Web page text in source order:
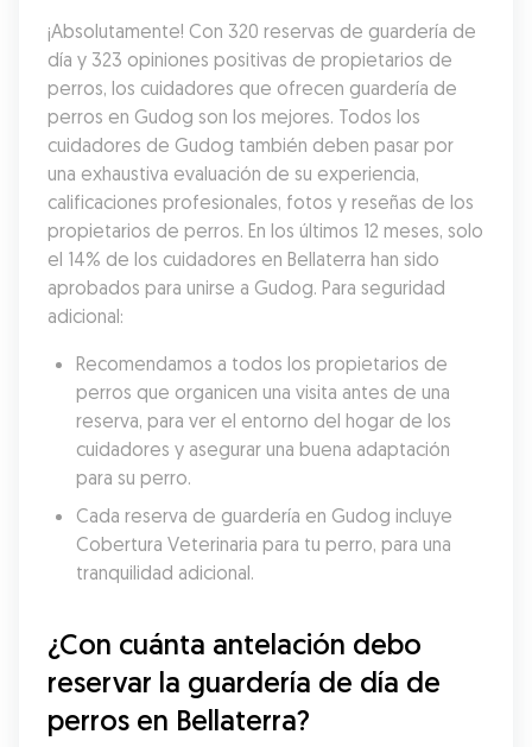
¡Absolutamente! Con 320 reservas de guardería de
día y 323 opiniones positivas de propietarios de
perros, los cuidadores que ofrecen guardería de
perros en Gudog son los mejores. Todos los
cuidadores de Gudog también deben pasar por
una exhaustiva evaluación de su experiencia,
calificaciones profesionales, fotos y reseñas de los
propietarios de perros. En los últimos 12 meses, solo
el 14% de los cuidadores en Bellaterra han sido
aprobados para unirse a Gudog. Para seguridad
adicional:
Recomendamos a todos los propietarios de
perros que organicen una visita antes de una
reserva, para ver el entorno del hogar de los
cuidadores y asegurar una buena adaptación
para su perro.
Cada reserva de guardería en Gudog incluye
Cobertura Veterinaria para tu perro, para una
tranquilidad adicional.
¿Con cuánta antelación debo
reservar la guardería de día de
perros en Bellaterra?